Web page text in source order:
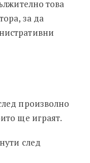
това
за да
произволно
ще играят.
след